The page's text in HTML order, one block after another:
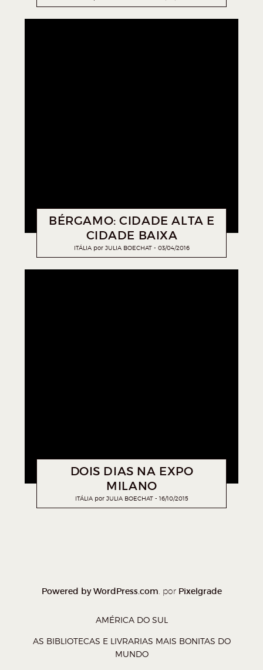
BÉRGAMO: CIDADE ALTA E
CIDADE BAIXA
ITÁLIA por JULIA BOECHAT 03/04/2016
DOIS DIAS NA EXPO
MILANO
ITÁLIA por JULIA BOECHAT 16/10/2015
Powered by WordPress.com. por Pixelgrade
AMÉRICA DO SUL
AS BIBLIOTECAS E LIVRARIAS MAIS BONITAS DO
MUNDO